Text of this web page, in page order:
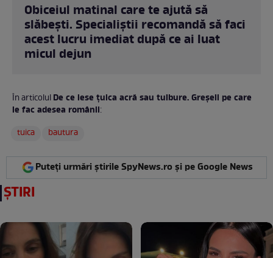
Obiceiul matinal care te ajută să
slăbești. Specialiștii recomandă să faci
acest lucru imediat după ce ai luat
micul dejun
În articolulDe ce iese țuica acră sau tulbure. Greșeli pe care
le fac adesea românii:
tuica
bautura
Puteți urmări știrile SpyNews.ro și pe Google News
ȘTIRI